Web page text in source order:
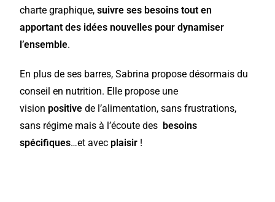
charte graphique,suivre ses besoins tout en
apportant des idées nouvelles pour dynamiser
l’ensemble.
En plus de ses barres, Sabrina propose désormais du
conseil en nutrition. Elle propose une
vision positivede l’alimentation, sans frustrations,
sans régime mais à l’écoute des besoins
spécifiques…et avec plaisir !